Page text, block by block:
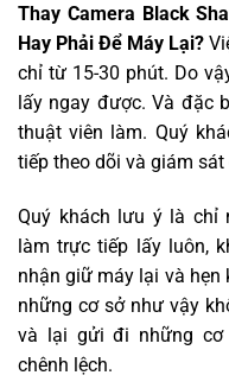
Thay Camera Black
Hay Phải Để Máy Lại?
chỉ từ 15-30 phút. Do
lấy ngay được. Và đặc
thuật viên làm. Quý
tiếp theo dõi và giám
Quý khách lưu ý là chỉ
làm trực tiếp lấy luôn,
nhận giữ máy lại và hẹn
những cơ sở như vậy
và lại gửi đi những cơ
chênh lệch.